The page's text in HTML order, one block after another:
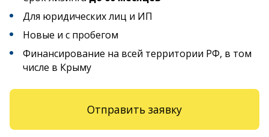
Для юридических лиц и ИП
Новые и с пробегом
Финансирование на всей территории РФ, в том
числе в Крыму
Отправить заявку